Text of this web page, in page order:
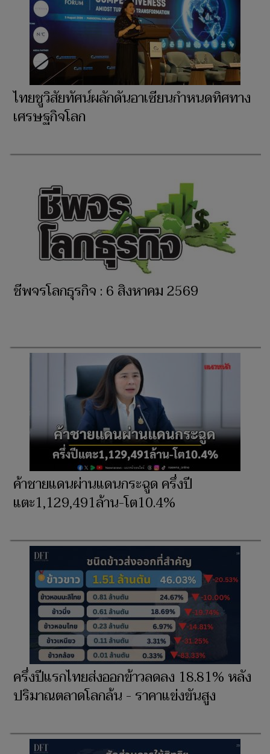
ไทยชูวิสัยทัศน์ผลักดันอาเซียนกำหนดทิศทาง
เศรษฐกิจโลก
ชีพจรโลกธุรกิจ : 6 สิงหาคม 2569
ค้าชายแดนผ่านแดนกระฉูด ครึ่งปี
แตะ1,129,491ล้าน-โต10.4%
ครึ่งปีแรกไทยส่งออกข้าวลดลง 18.81% หลัง
ปริมาณตลาดโลกล้น - ราคาแข่งขันสูง